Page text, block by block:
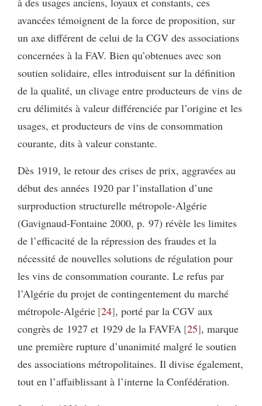
avancées témoignent de la force de proposition, sur
un axe différent de celui de la CGV des associations
concernées à la FAV. Bien qu’obtenues avec son
soutien solidaire, elles introduisent sur la définition
de la qualité, un clivage entre producteurs de vins de
cru délimités à valeur différenciée par l’origine et les
usages, et producteurs de vins de consommation
courante, dits à valeur constante.
Dès 1919, le retour des crises de prix, aggravées au
début des années 1920 par l’installation d’une
surproduction structurelle métropole-Algérie
(Gavignaud-Fontaine 2000, p. 97) révèle les limites
de l’efficacité de la répression des fraudes et la
nécessité de nouvelles solutions de régulation pour
les vins de consommation courante. Le refus par
l’Algérie du projet de contingentement du marché
métropole-Algérie 24 , porté par la CGV aux
congrès de 1927 et 1929 de la FAVFA 25 , marque
une première rupture d’unanimité malgré le soutien
des associations métropolitaines. Il divise également,
tout en l’affaiblissant à l’interne la Confédération.